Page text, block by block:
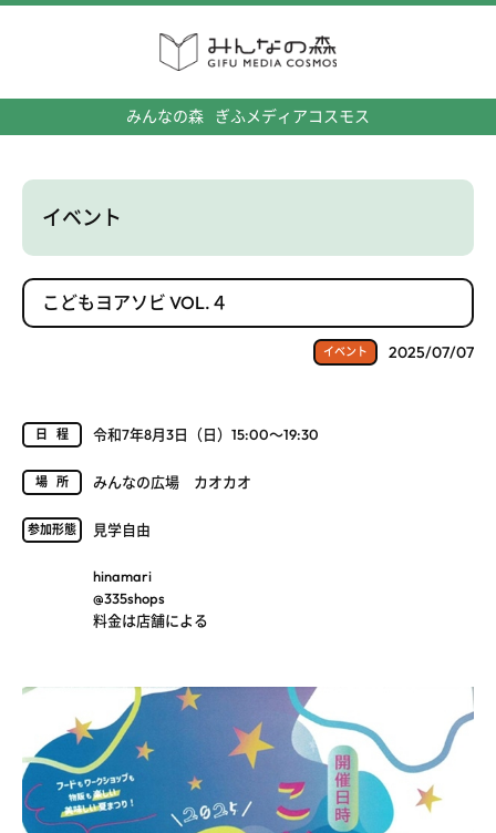
みんなの森 ぎふメディアコスモス
イベント
こどもヨアソビ VOL.４
イベント 2025/07/07
日程 令和7年8月3日（日）15:00～19:30
場所 みんなの広場 カオカオ
参加形態 見学自由
hinamari
@335shops
料金は店舗による